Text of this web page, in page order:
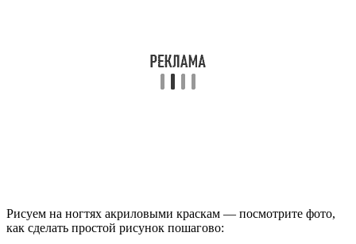
Рисуем на ногтях акриловыми краскам — посмотрите фото,
как сделать простой рисунок пошагово: